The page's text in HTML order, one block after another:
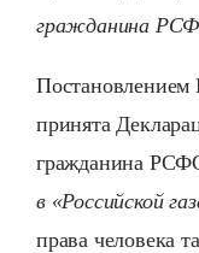
гражданина
принята
гражданина
в «Российской
права человека